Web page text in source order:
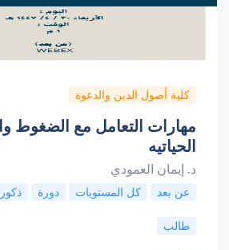
كلية أصول الدين والدعوة
مهارات التعامل مع الضغوط
الحياتيه
د. إيمان العمودي
عن بعد كل المستويات دورة
طالب